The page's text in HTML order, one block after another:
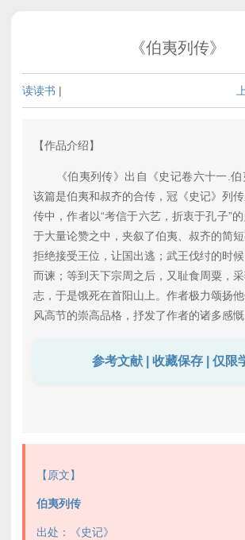
《伯夷列传》
读读书 |
【作品介绍】
《伯夷列传》出自《史记卷六十一.伯
该篇是伯夷和叔齐的合传，冠《史记》列
传中，作者以“考信于六艺，折衷于孔子”的
于大量论赞之中，夹叙了伯夷、叔齐的简
拒绝接受王位，让国出逃；武王伐纣的时
而谏；等到天下宗周之后，又耻食周粟，
志，于是饿死在首阳山上。作者极力颂扬
风高节的崇高品格，抒发了作者的诸多感慨
参考文献 | 收藏保存 | 仅限
【原文】
伯夷列传
出处：《史记》